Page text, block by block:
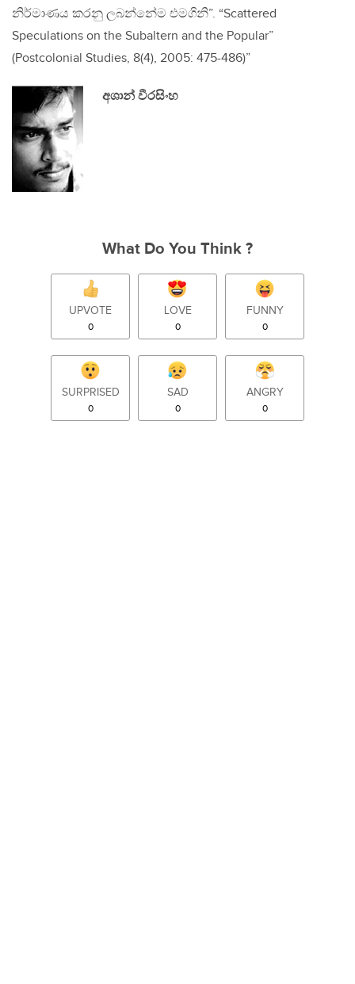
නිර්මාණය කරනු ලබන්නේම එමගිනි”. “Scattered
Speculations on the Subaltern and the Popular”
(Postcolonial Studies, 8(4), 2005: 475-486)”
අශාන් වීරසිංහ
What Do You Think ?
UPVOTE
0
LOVE
0
FUNNY
0
SURPRISED
0
SAD
0
ANGRY
0